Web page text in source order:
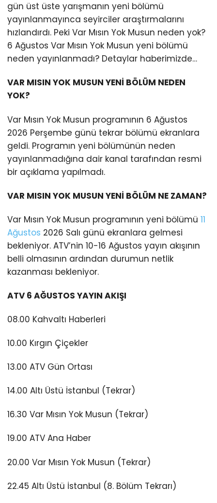
gün üst üste yarışmanın yeni bölümü
yayınlanmayınca seyirciler araştırmalarını
hızlandırdı. Peki Var Mısın Yok Musun neden yok?
6 Ağustos Var Mısın Yok Musun yeni bölümü
neden yayınlanmadı? Detaylar haberimizde…
VAR MISIN YOK MUSUN YENİ BÖLÜM NEDEN
YOK?
Var Mısın Yok Musun programının 6 Ağustos
2026 Perşembe günü tekrar bölümü ekranlara
geldi. Programın yeni bölümünün neden
yayınlanmadığına dair kanal tarafından resmi
bir açıklama yapılmadı.
VAR MISIN YOK MUSUN YENİ BÖLÜM NE ZAMAN?
Var Mısın Yok Musun programının yeni bölümü 11
Ağustos 2026 Salı günü ekranlara gelmesi
bekleniyor. ATV’nin 10-16 Ağustos yayın akışının
belli olmasının ardından durumun netlik
kazanması bekleniyor.
ATV 6 AĞUSTOS YAYIN AKIŞI
08.00 Kahvaltı Haberleri
10.00 Kırgın Çiçekler
13.00 ATV Gün Ortası
14.00 Altı Üstü İstanbul (Tekrar)
16.30 Var Mısın Yok Musun (Tekrar)
19.00 ATV Ana Haber
20.00 Var Mısın Yok Musun (Tekrar)
22.45 Altı Üstü İstanbul (8. Bölüm Tekrarı)